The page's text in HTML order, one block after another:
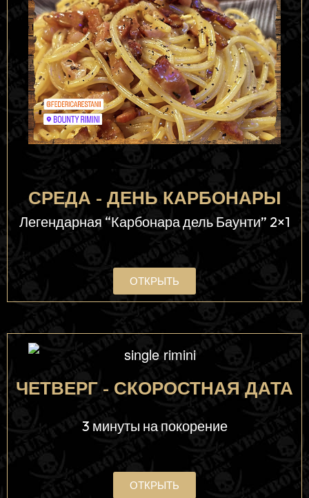
СРЕДА - ДЕНЬ КАРБОНАРЫ
Легендарная “Карбонара дель Баунти” 2×1
ОТКРЫТЬ
ЧЕТВЕРГ - СКОРОСТНАЯ ДАТА
3 минуты на покорение
ОТКРЫТЬ